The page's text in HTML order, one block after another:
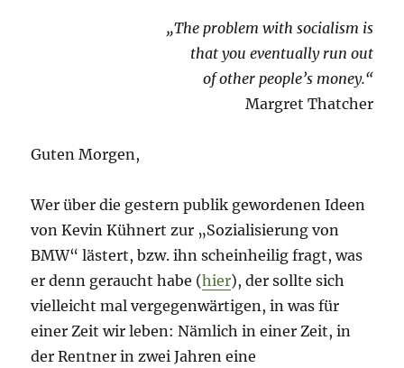
„The problem with socialism is
that you eventually run out
of other people’s money.“
Margret Thatcher
Guten Morgen,
Wer über die gestern publik gewordenen Ideen
von Kevin Kühnert zur „Sozialisierung von
BMW“ lästert, bzw. ihn scheinheilig fragt, was
er denn geraucht habe (hier), der sollte sich
vielleicht mal vergegenwärtigen, in was für
einer Zeit wir leben: Nämlich in einer Zeit, in
der Rentner in zwei Jahren eine